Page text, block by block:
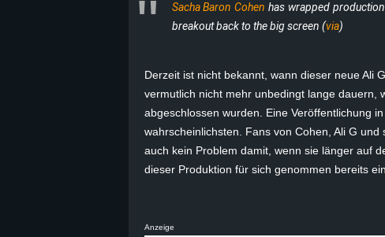
c
t
r
Sacha Baron Cohen has wrapped
breakout back to the big screen (via)
Derzeit ist nicht bekannt, wann dieser neue Ali
vermutlich nicht mehr unbedingt lange dauern,
abgeschlossen wurden. Eine Veröffentlichung
wahrscheinlichsten. Fans von Cohen, Ali G
auch kein Problem damit, wenn sie länger auf
dieser Produktion für sich genommen bereits
Anzeige